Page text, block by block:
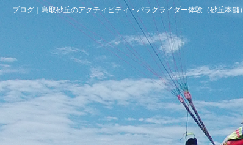
ブログ｜鳥取砂丘のアクティビティ・パラグライダー体験（砂丘本舗）